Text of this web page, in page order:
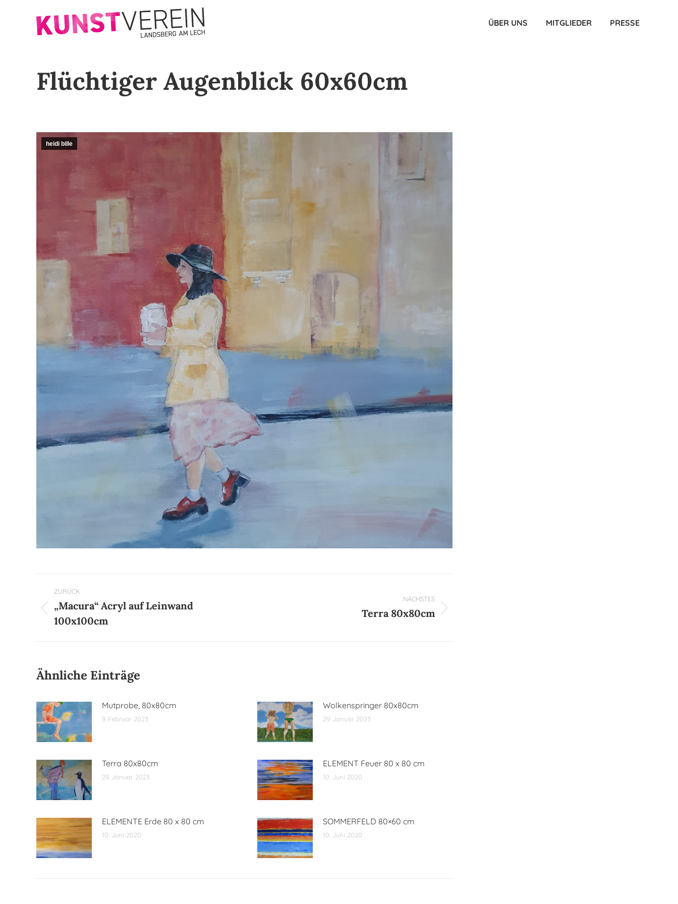
ÜBER UNS MITGLIEDER PRESSE
Flüchtiger Augenblick 60x60cm
heidi bille
Kommentarnavigation
ZURÜCK
Vorheriger
Beitrag:
„Macura“ Acryl auf Leinwand
100x100cm
NÄCHSTES
Terra 80x80cm
Ähnliche Einträge
Mutprobe, 80x80cm
9. Februar 2023
Wolkenspringer 80x80cm
29. Januar 2023
Terra 80x80cm
29. Januar 2023
ELEMENT Feuer 80 x 80 cm
10. Juni 2020
ELEMENTE Erde 80 x 80 cm
10. Juni 2020
SOMMERFELD 80×60 cm
10. Juni 2020